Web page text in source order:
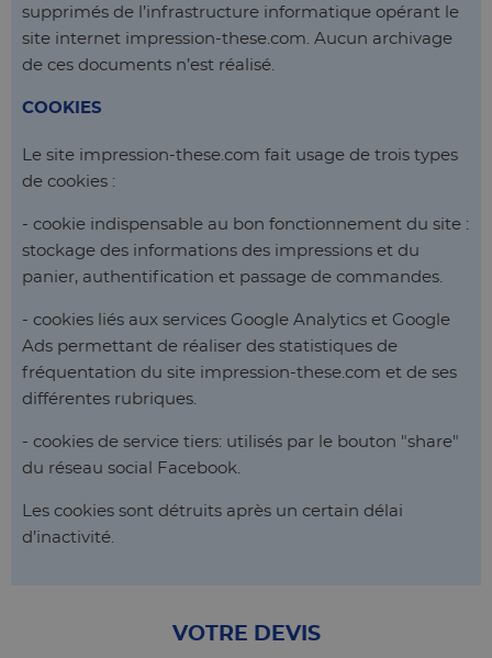
supprimés de l’infrastructure informatique opérant le
site internet impression-these.com. Aucun archivage
de ces documents n’est réalisé.
COOKIES
Le site impression-these.com fait usage de trois types
de cookies :
- cookie indispensable au bon fonctionnement du site :
stockage des informations des impressions et du
panier, authentification et passage de commandes.
- cookies liés aux services Google Analytics et Google
Ads permettant de réaliser des statistiques de
fréquentation du site impression-these.com et de ses
différentes rubriques.
- cookies de service tiers: utilisés par le bouton "share"
du réseau social Facebook.
Les cookies sont détruits après un certain délai
d’inactivité.
VOTRE DEVIS